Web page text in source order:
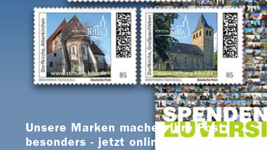
Unsere Marken machen Ihre Post
besonders - jetzt online bestellen